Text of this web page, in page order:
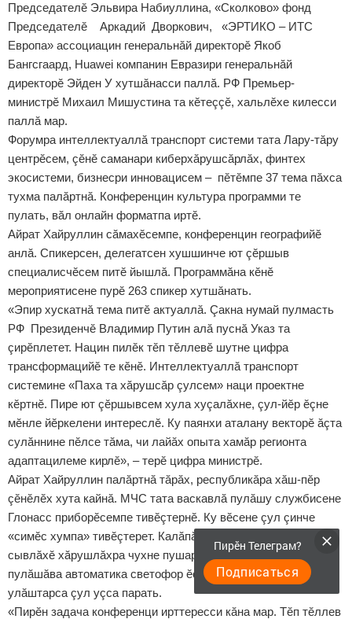
Председателӗ Эльвира Набиуллина, «Сколково» фонд
Председателӗ Аркадий Дворкович, «ЭРТИКО – ИТС
Европа» ассоциацин генеральнăй директорӗ Якоб
Бангсгаард, Huawei компанин Евразири генеральнăй
директорӗ Эйден У хутшăнасси паллă. РФ Премьер-
министрӗ Михаил Мишустина та кӗтеççӗ, хальлӗхе килесси
паллă мар.
Форумра интеллектуаллă транспорт системи тата Лару-тăру
центрӗсем, çӗнӗ саманари киберхăрушсăрлăх, финтех
экосистеми, бизнесри инновацисем – пӗтӗмпе 37 тема пăхса
тухма палăртнă. Конференцин культура программи те
пулать, вăл онлайн форматпа иртӗ.
Айрат Хайруллин сăмахӗсемпе, конференцин географийӗ
анлă. Спикерсен, делегатсен хушшинче ют çӗршыв
специалисчӗсем питӗ йышлă. Программăна кӗнӗ
мероприятисене пурӗ 263 спикер хутшăнать.
«Эпир хускатнă тема питӗ актуаллă. Çакна нумай пулмасть
РФ Президенчӗ Владимир Путин алă пуснă Указ та
çирӗплетет. Нацин пилӗк тӗп тӗллевӗ шутне цифра
трансформацийӗ те кӗнӗ. Интеллектуаллă транспорт
системине «Паха та хăрушсăр çулсем» наци проектне
кӗртнӗ. Пире ют çӗршывсем хула хуçалăхне, çул-йӗр ӗçне
мӗнле йӗркелени интереслӗ. Ку паянхи аталану векторӗ ăçта
сулăннине пӗлсе тăма, чи лайăх опыта хамăр регионта
адаптацилеме кирлӗ», – терӗ цифра министрӗ.
Айрат Хайруллин палăртнă тăрăх, республикăра хăш-пӗр
çӗнӗлӗх хута кайнă. МЧС тата васкавлă пулăшу службисене
Глонасс приборӗсемпе тивӗçтернӗ. Ку вӗсене çул çинче
«симӗс хумпа» тивӗçтерет. Калăпăр, пушар тухнă е çын
сывлăхӗ хăрушлăхра чухне пушар машинине е васкавлă
пулăшăва автоматика светофор ӗçне вӗсене кирлӗ пек
улăштарса çул уçса парать.
«Пирӗн задача конференци ирттересси кăна мар. Тӗп тӗллев
Пирӗн Телеграм?
Подписаться